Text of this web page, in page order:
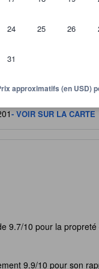
24 25 26
31
approximatifs (en USD)
- VOIR SUR LA CARTE
9.7/10 pour la
9.9/10 pour son